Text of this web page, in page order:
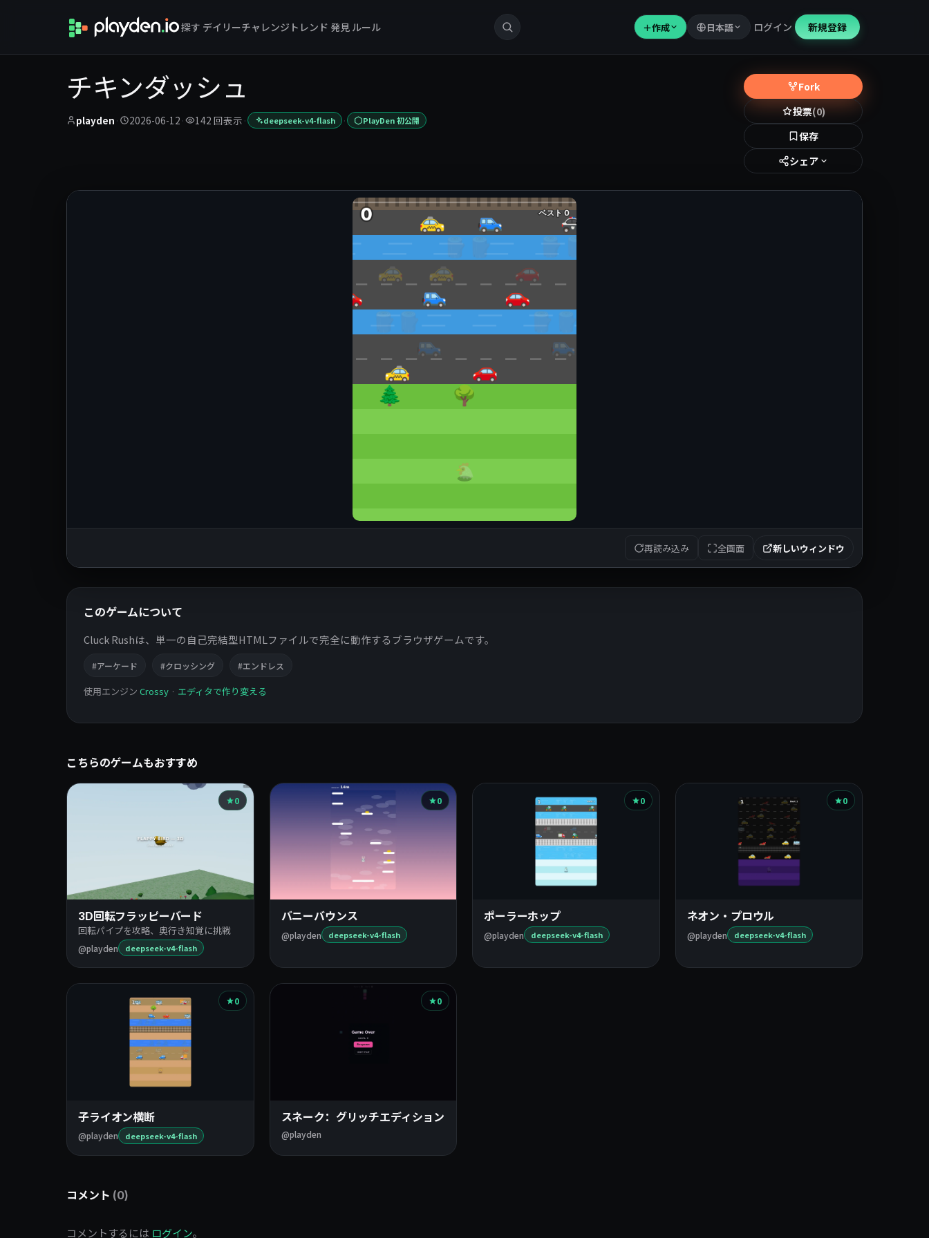
探す デイリーチャレンジ トレンド 発見 ルール ＋作成 日本語 ログイン 新規登録
チキンダッシュ
playden · 2026-06-12 · 142 回表示 · deepseek-v4-flash · PlayDen 初公開
Fork
投票(0)
保存
シェア
再読み込み 全画面 新しいウィンドウ
このゲームについて
Cluck Rushは、単一の自己完結型HTMLファイルで完全に動作するブラウザゲームです。
#アーケード #クロッシング #エンドレス
使用エンジン Crossy · エディタで作り変える
こちらのゲームもおすすめ
0
3D回転フラッピーバード
回転パイプを攻略、奥行き知覚に挑戦
@playden deepseek-v4-flash
0
バニーバウンス
@playden deepseek-v4-flash
0
ポーラーホップ
@playden deepseek-v4-flash
0
ネオン・プロウル
@playden deepseek-v4-flash
0
子ライオン横断
@playden deepseek-v4-flash
0
スネーク：グリッチエディション
@playden
コメント (0)
コメントするには ログイン。